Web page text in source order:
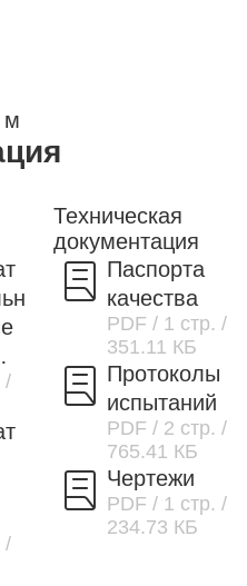
м
/
/
Техническая
документация
Паспорта
качества
PDF / 1 стр. /
351.11 КБ
Протоколы
испытаний
PDF / 2 стр. /
765.41 КБ
Чертежи
PDF / 1 стр. /
234.73 КБ